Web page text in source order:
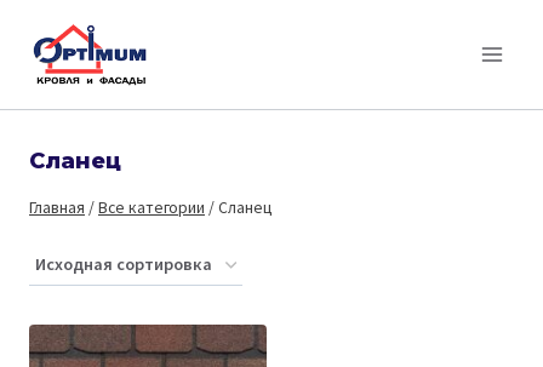
Перейти
Сланец
Главная /Все категории /Сланец